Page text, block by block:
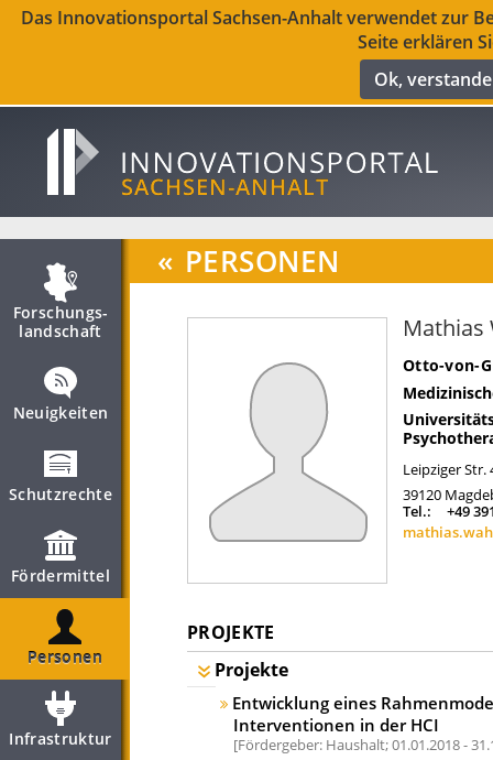
Das Innovationsportal Sachsen-Anhalt verwendet zur
Seite erklären
Ok,
Forschungs­
landschaft
Neuigkeiten
Schutzrechte
Fördermittel
Personen
Infrastruktur
« PERSONEN
Mathias
Otto-von-
Leipziger Str.
39120
Tel.:
+49
PROJEKTE
Projekte
Entwicklung eines
Interventionen in der HCI
Fördergeber: Haushalt;01.01.2018 -